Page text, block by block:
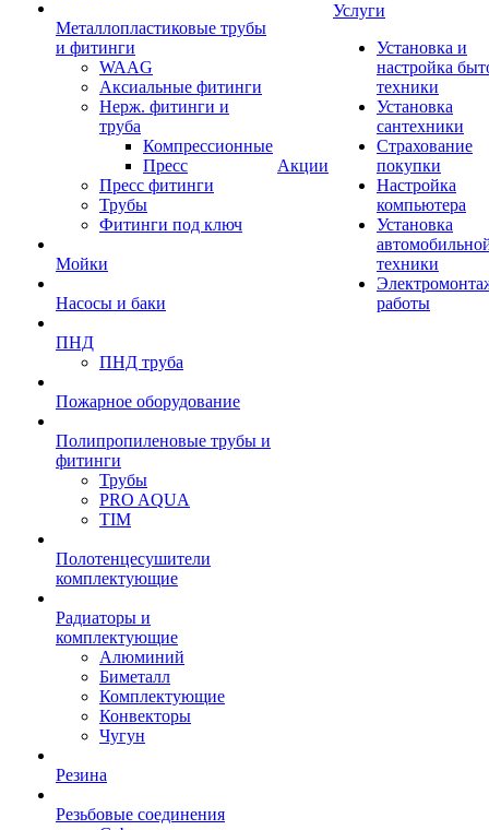
Металлопластиковые трубы
и фитинги
WAAG
Аксиальные фитинги
Нерж. фитинги и
труба
Компрессионные
Пресс
Пресс фитинги
Трубы
Фитинги под ключ
Мойки
Насосы и баки
ПНД
ПНД труба
Пожарное оборудование
Полипропиленовые трубы и
фитинги
Трубы
PRO AQUA
TIM
Полотенцесушители
комплектующие
Радиаторы и
комплектующие
Алюминий
Биметалл
Комплектующие
Конвекторы
Чугун
Резина
Резьбовые соединения
Акции
Услуги
Установка и
настройка
техники
Установка
сантехники
Страхование
покупки
Настройка
компьютера
Установка
техники
работы